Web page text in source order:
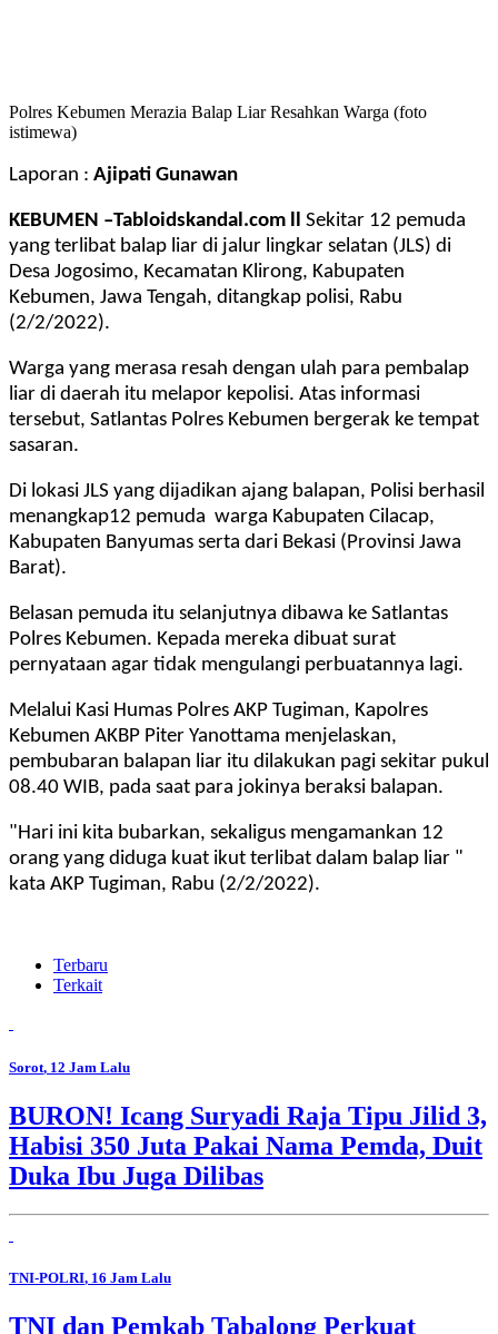
Polres Kebumen Merazia Balap Liar Resahkan Warga (foto
istimewa)
Laporan : Ajipati Gunawan
KEBUMEN –Tabloidskandal.com ll Sekitar 12 pemuda
yang terlibat balap liar di jalur lingkar selatan (JLS) di
Desa Jogosimo, Kecamatan Klirong, Kabupaten
Kebumen, Jawa Tengah, ditangkap polisi, Rabu
(2/2/2022).
Warga yang merasa resah dengan ulah para pembalap
liar di daerah itu melapor kepolisi. Atas informasi
tersebut, Satlantas Polres Kebumen bergerak ke tempat
sasaran.
Di lokasi JLS yang dijadikan ajang balapan, Polisi berhasil
menangkap12 pemuda warga Kabupaten Cilacap,
Kabupaten Banyumas serta dari Bekasi (Provinsi Jawa
Barat).
Belasan pemuda itu selanjutnya dibawa ke Satlantas
Polres Kebumen. Kepada mereka dibuat surat
pernyataan agar tidak mengulangi perbuatannya lagi.
Melalui Kasi Humas Polres AKP Tugiman, Kapolres
Kebumen AKBP Piter Yanottama menjelaskan,
pembubaran balapan liar itu dilakukan pagi sekitar pukul
08.40 WIB, pada saat para jokinya beraksi balapan.
"Hari ini kita bubarkan, sekaligus mengamankan 12
orang yang diduga kuat ikut terlibat dalam balap liar "
kata AKP Tugiman, Rabu (2/2/2022).
Terbaru
Terkait
Sorot, 12 Jam Lalu
BURON! Icang Suryadi Raja Tipu Jilid 3,
Habisi 350 Juta Pakai Nama Pemda, Duit
Duka Ibu Juga Dilibas
TNI-POLRI, 16 Jam Lalu
TNI dan Pemkab Tabalong Perkuat